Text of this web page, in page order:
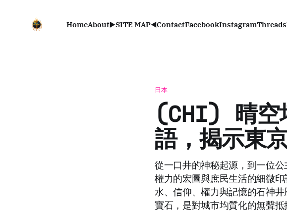
HomeAbout▶️SITE MAP◀️ContactFacebookInstagramThreads
日本
(CHI) 晴空
語，揭示東
從一口井的神秘起源，到一位
權力的宏圖與庶民生活的細微
水、信仰、權力與記憶的石神
寶石，是對城市均質化的無聲抵